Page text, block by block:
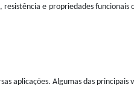
resistência e propriedades
aplicações. Algumas das principais